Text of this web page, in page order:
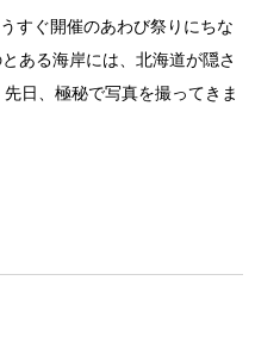
すぐ開催のあわび祭りにちな
ある海岸には、北海道が隠さ
日、極秘で写真を撮ってきま